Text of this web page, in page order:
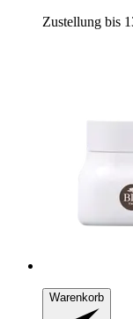
Zustellung bis
Warenkorb